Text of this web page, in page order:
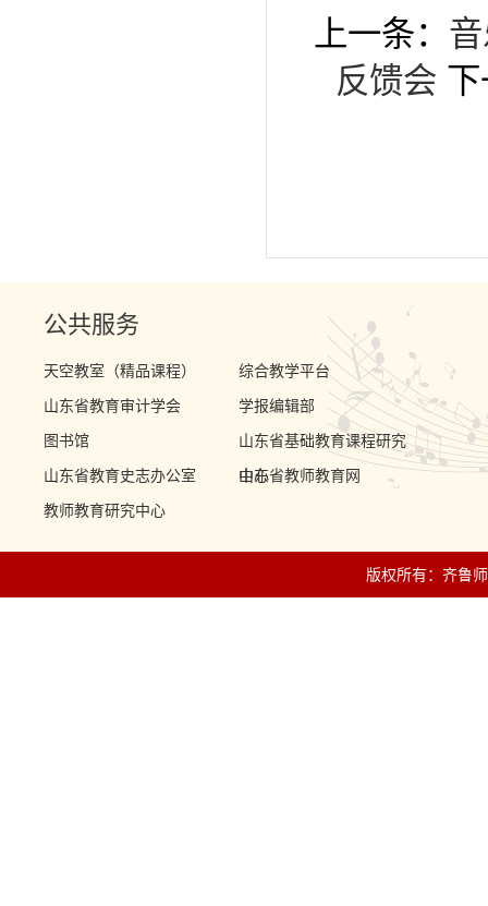
上一条：
反馈会
公共服务
天空教室（精品课程）
综合教学平台
山东省教育审计学会
学报编辑部
图书馆
山东省基础教育课程研究
中心
山东省教育史志办公室
山东省教师教育网
教师教育研究中心
版权所有：齐鲁